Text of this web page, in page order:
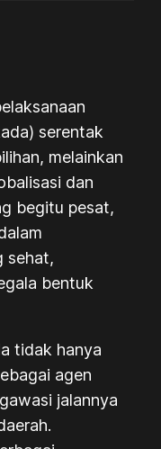
serentak
melainkan
dan
begitu pesat,
sehat,
bentuk
tidak hanya
agen
jalannya